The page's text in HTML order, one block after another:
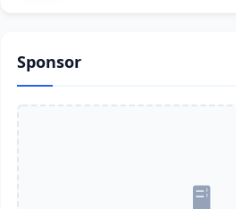
Sponsor